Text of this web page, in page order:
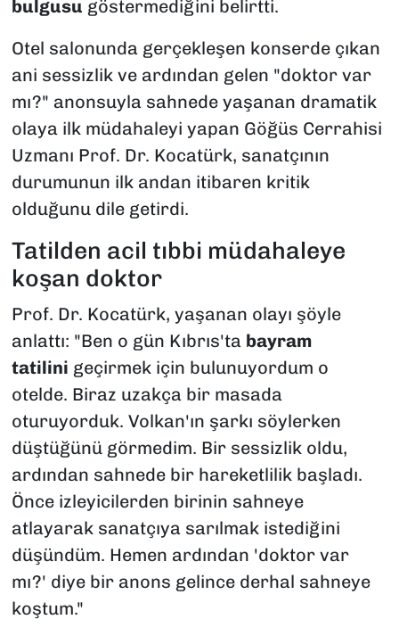
bulgusu göstermediğini belirtti.
Otel salonunda gerçekleşen konserde çıkan
ani sessizlik ve ardından gelen "doktor var
mı?" anonsuyla sahnede yaşanan dramatik
olaya ilk müdahaleyi yapan Göğüs Cerrahisi
Uzmanı Prof. Dr. Kocatürk, sanatçının
durumunun ilk andan itibaren kritik
olduğunu dile getirdi.
Tatilden acil tıbbi müdahaleye
koşan doktor
Prof. Dr. Kocatürk, yaşanan olayı şöyle
anlattı: "Ben o gün Kıbrıs'ta bayram
tatilini geçirmek için bulunuyordum o
otelde. Biraz uzakça bir masada
oturuyorduk. Volkan'ın şarkı söylerken
düştüğünü görmedim. Bir sessizlik oldu,
ardından sahnede bir hareketlilik başladı.
Önce izleyicilerden birinin sahneye
atlayarak sanatçıya sarılmak istediğini
düşündüm. Hemen ardından 'doktor var
mı?' diye bir anons gelince derhal sahneye
koştum."